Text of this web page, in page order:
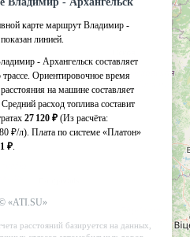
карте маршрут Владимир -
линией.
- Архангельск составляет
трассе. Ориентировочное время
на машине составляет
Средний расход топлива составит
27 120 ₽ (Из расчёта:
₽/л). Плата по системе «Платон»
₽.
«ATI.SU»
расстояний базируется на данных,